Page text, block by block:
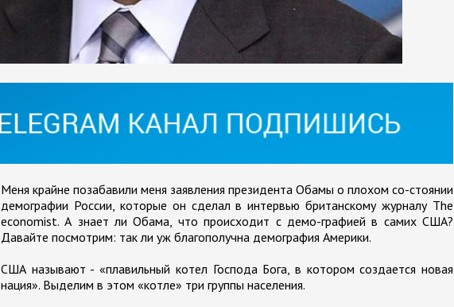
Меня крайне позабавили меня заявления президента Обамы о плохом со-стоянии
демографии России, которые он сделал в интервью британскому журналу The
economist. А знает ли Обама, что происходит с демо-графией в самих США?
Давайте посмотрим: так ли уж благополучна демография Америки.
США называют - «плавильный котел Господа Бога, в котором создается новая
нация». Выделим в этом «котле» три группы населения.